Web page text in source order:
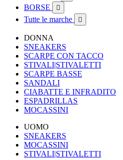
BORSE 
Tutte le marche 
DONNA
SNEAKERS
SCARPE CON TACCO
STIVALI|STIVALETTI
SCARPE BASSE
SANDALI
CIABATTE E INFRADITO
ESPADRILLAS
MOCASSINI
UOMO
SNEAKERS
MOCASSINI
STIVALI|STIVALETTI